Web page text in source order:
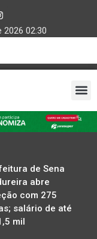
2026 02:30
de Sena
abre
com 275
salário de até
mil